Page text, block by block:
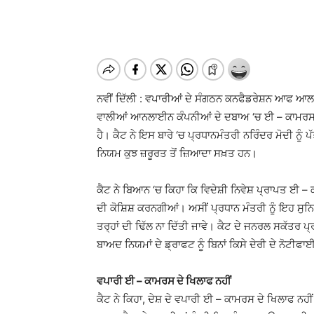
ਨਵੀਂ ਦਿੱਲੀ : ਵਪਾਰੀਆਂ ਦੇ ਸੰਗਠਨ ਕਨਫੈਡਰੇਸ਼ਨ ਆਫ ਆਲ
ਵਾਲੀਆਂ ਆਨਲਾਈਨ ਕੰਪਨੀਆਂ ਦੇ ਦਬਾਅ ‘ਚ ਈ – ਕਾਮਰਸ
ਹੈ। ਕੈਟ ਨੇ ਇਸ ਬਾਰੇ ‘ਚ ਪ੍ਰਧਾਨਮੰਤਰੀ ਨਰਿੰਦਰ ਮੋਦੀ
ਨਿਯਮ ਕੁਝ ਜ਼ਰੂਰਤ ਤੋਂ ਜ਼ਿਆਦਾ ਸਖ਼ਤ ਹਨ।
ਕੈਟ ਨੇ ਬਿਆਨ ‘ਚ ਕਿਹਾ ਕਿ ਵਿਦੇਸ਼ੀ ਨਿਵੇਸ਼ ਪ੍ਰਾਪਤ ਈ
ਦੀ ਕੋਸ਼ਿਸ਼ ਕਰਨਗੀਆਂ। ਅਸੀਂ ਪ੍ਰਧਾਨ ਮੰਤਰੀ ਨੂੰ ਇਹ
ਤਰ੍ਹਾਂ ਦੀ ਢਿੱਲ ਨਾ ਦਿੱਤੀ ਜਾਵੇ। ਕੈਟ ਦੇ ਜਨਰਲ ਸਕੱਤਰ
ਬਾਅਦ ਨਿਯਮਾਂ ਦੇ ਡ੍ਰਾਫਟ ਨੂੰ ਬਿਨਾਂ ਕਿਸੇ ਦੇਰੀ ਦੇ
ਵਪਾਰੀ ਈ – ਕਾਮਰਸ ਦੇ ਖਿਲਾਫ ਨਹੀਂ
ਕੈਟ ਨੇ ਕਿਹਾ, ਦੇਸ਼ ਦੇ ਵਪਾਰੀ ਈ – ਕਾਮਰਸ ਦੇ ਖਿਲਾਫ